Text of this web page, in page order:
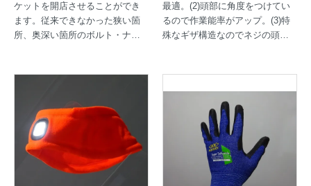
ケットを開店させることができ
ます。従来できなかった狭い箇
所、奥深い箇所のボルト・ナッ
mm使用最大トルク：196N-m
最適。(2)頭部に角度をつけてい
るので作業能率がアップ。(3)特
殊なギザ構造なのでネジの頭を